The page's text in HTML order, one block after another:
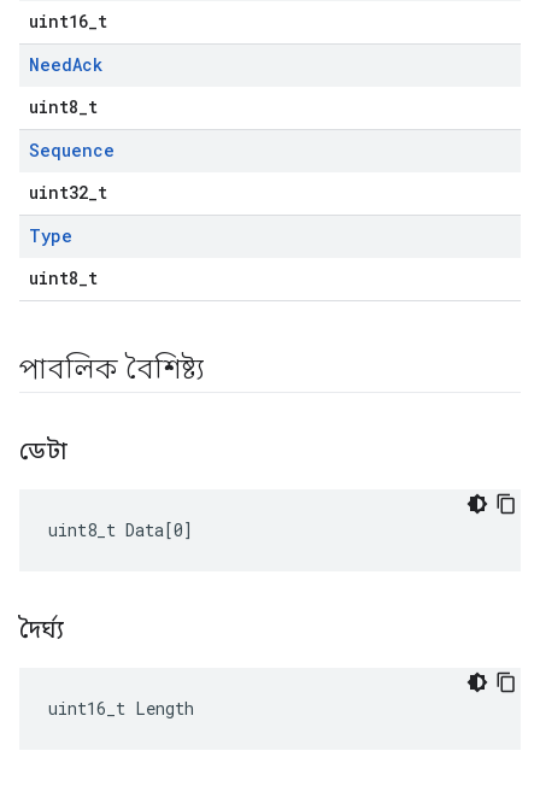
uint16_t
NeedAck
uint8_t
Sequence
uint32_t
Type
uint8_t
পাবলিক বৈশিষ্ট্য
ডেটা
uint8_t Data[0]
দৈর্ঘ্য
uint16_t Length